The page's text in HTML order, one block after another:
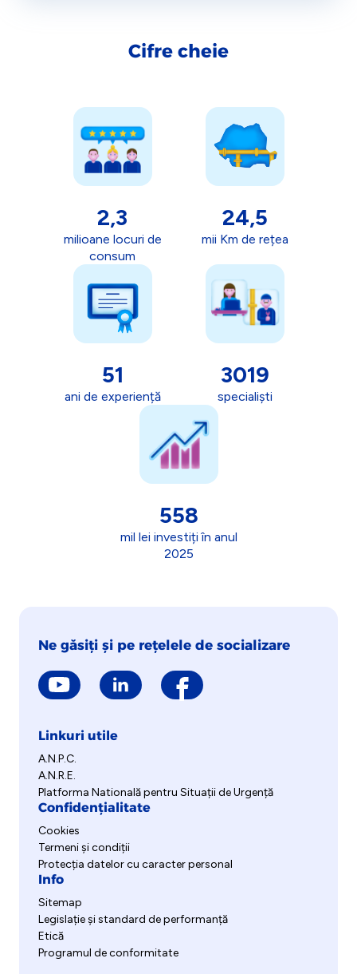
Cifre cheie
2,3
milioane locuri de
consum
24,5
mii Km de rețea
51
ani de experiență
3019
specialiști
558
mil lei investiți în anul
2025
Ne găsiți și pe rețelele de socializare
Linkuri utile
A.N.P.C.
A.N.R.E.
Platforma Natională pentru Situații de Urgență
Confidențialitate
Cookies
Termeni și condiții
Protecția datelor cu caracter personal
Info
Sitemap
Legislație și standard de performanță
Etică
Programul de conformitate